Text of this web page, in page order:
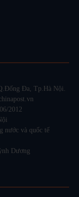
Đa, Tp.Hà Nội.
2012
nước và quốc tế
Dương